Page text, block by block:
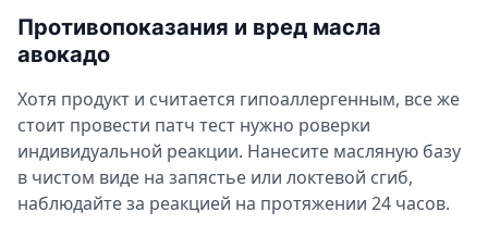
Противопоказания и вред масла
авокадо
Хотя продукт и считается гипоаллергенным, все же
стоит провести патч тест нужно роверки
индивидуальной реакции. Нанесите масляную базу
в чистом виде на запястье или локтевой сгиб,
наблюдайте за реакцией на протяжении 24 часов.